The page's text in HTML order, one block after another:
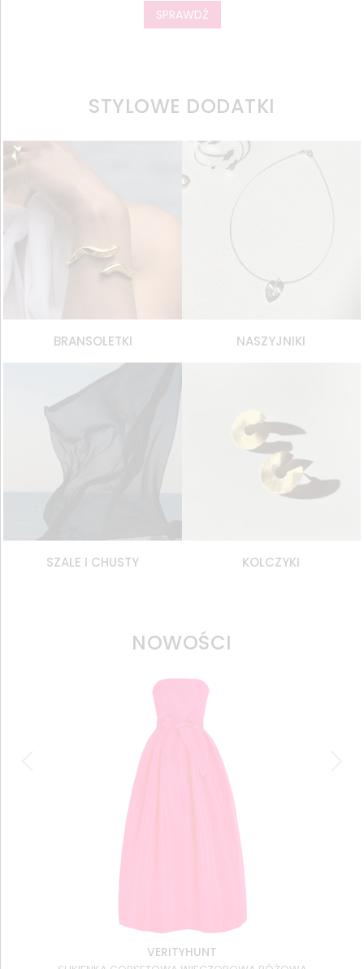
SPRAWDŹ
STYLOWE DODATKI
BRANSOLETKI NASZYJNIKI
SZALE I CHUSTY KOLCZYKI
NOWOŚCI
VERITYHUNT